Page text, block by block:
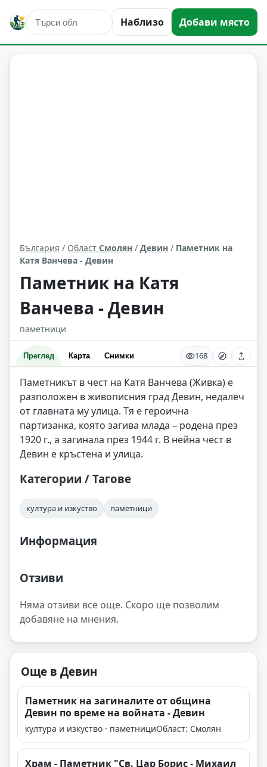
Наблизо Добави място
култура и изкуство Девин Област: Смолян
България / Област Смолян / Девин / Паметник на
Катя Ванчева - Девин
Паметник на Катя
Ванчева - Девин
паметници
Преглед Карта Снимки 168
Паметникът в чест на Катя Ванчева (Живка) е
разположен в живописния град Девин, недалеч
от главната му улица. Тя е героична
партизанка, която загива млада – родена през
1920 г., а загинала през 1944 г. В нейна чест в
Девин е кръстена и улица.
Категории / Тагове
култура и изкуство паметници
Информация
Отзиви
Няма отзиви все още. Скоро ще позволим
добавяне на мнения.
Още в Девин
Паметник на загиналите от община
Девин по време на войната - Девин
култура и изкуство · паметнициОбласт: Смолян
Храм - Паметник "Св. Цар Борис - Михаил